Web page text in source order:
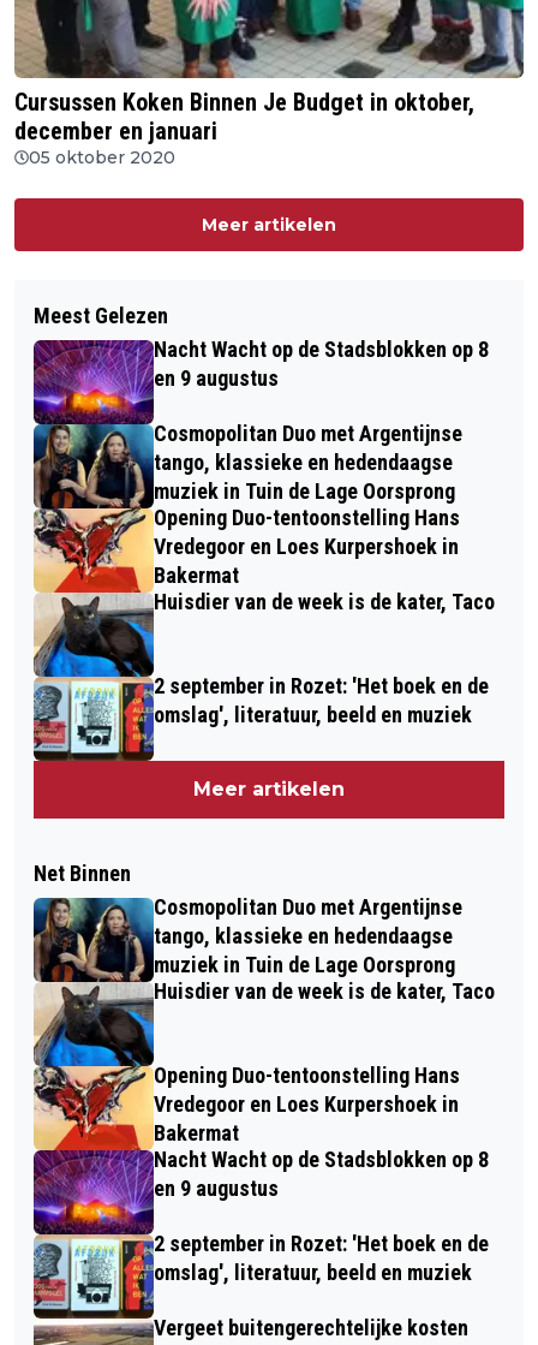
Cursussen Koken Binnen Je Budget in oktober,
december en januari
05 oktober 2020
Meer artikelen
Meest Gelezen
Nacht Wacht op de Stadsblokken op 8
en 9 augustus
Cosmopolitan Duo met Argentijnse
tango, klassieke en hedendaagse
muziek in Tuin de Lage Oorsprong
Opening Duo-tentoonstelling Hans
Vredegoor en Loes Kurpershoek in
Bakermat
Huisdier van de week is de kater, Taco
2 september in Rozet: 'Het boek en de
omslag', literatuur, beeld en muziek
Meer artikelen
Net Binnen
Cosmopolitan Duo met Argentijnse
tango, klassieke en hedendaagse
muziek in Tuin de Lage Oorsprong
Huisdier van de week is de kater, Taco
Opening Duo-tentoonstelling Hans
Vredegoor en Loes Kurpershoek in
Bakermat
Nacht Wacht op de Stadsblokken op 8
en 9 augustus
2 september in Rozet: 'Het boek en de
omslag', literatuur, beeld en muziek
Vergeet buitengerechtelijke kosten